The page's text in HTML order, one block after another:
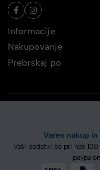
Informacije
Nakupovanje
Prebrskaj po
Varen nakup
Vaši podatki so pri nas